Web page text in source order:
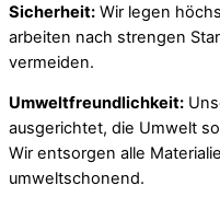
Sicherheit: Wir legen
arbeiten nach strengen
vermeiden.
Umweltfreundlichkeit:
ausgerichtet, die Umwelt
Wir entsorgen alle
umweltschonend.